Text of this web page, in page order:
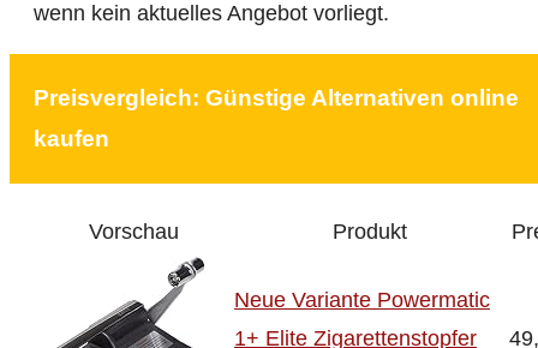
wenn kein aktuelles Angebot vorliegt.
Preisvergleich: Günstige Alternativen online
kaufen
Vorschau Produkt
Neue Variante Powermatic
1+ Elite Zigarettenstopfer